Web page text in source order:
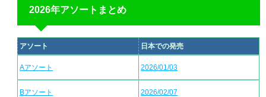
2026年アソートまとめ
アソート 日本での発売
Aアソート 2026/01/03
Bアソート 2026/02/07